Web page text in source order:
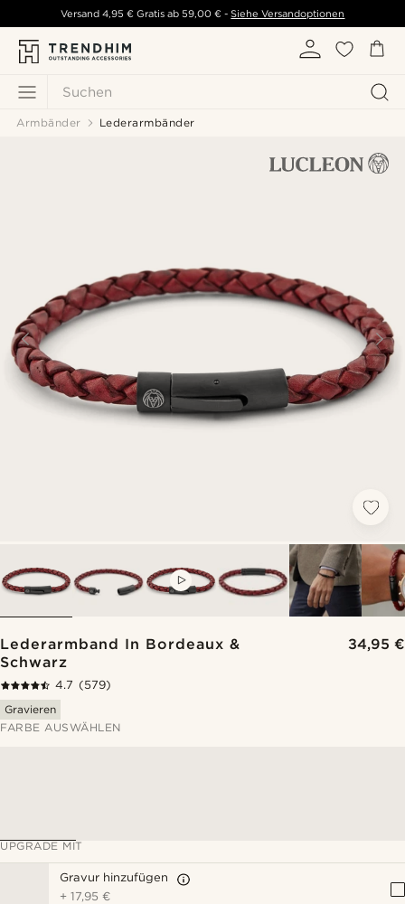
Suchen
Versand 4,95 € Gratis ab 59,00 € - Siehe Versandoptionen
Armbänder Lederarmbänder
Lederarmband In Bordeaux &
Schwarz
34,95 €
4.7 (579)
Gravieren
FARBE AUSWÄHLEN
UPGRADE MIT
Gravur hinzufügen
+17,95 €